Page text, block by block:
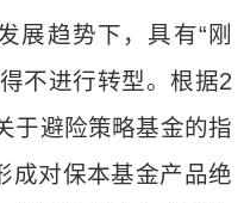
展趋势下，具有“刚
不进行转型。根据2
于避险策略基金的指
成对保本基金产品绝